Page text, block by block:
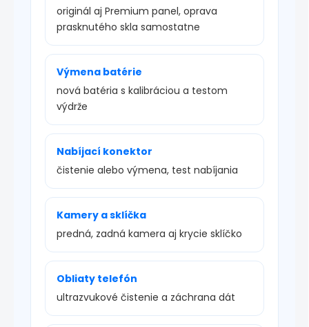
originál aj Premium panel, oprava
prasknutého skla samostatne
Výmena batérie
nová batéria s kalibráciou a testom
výdrže
Nabíjací konektor
čistenie alebo výmena, test nabíjania
Kamery a sklíčka
predná, zadná kamera aj krycie sklíčko
Obliaty telefón
ultrazvukové čistenie a záchrana dát